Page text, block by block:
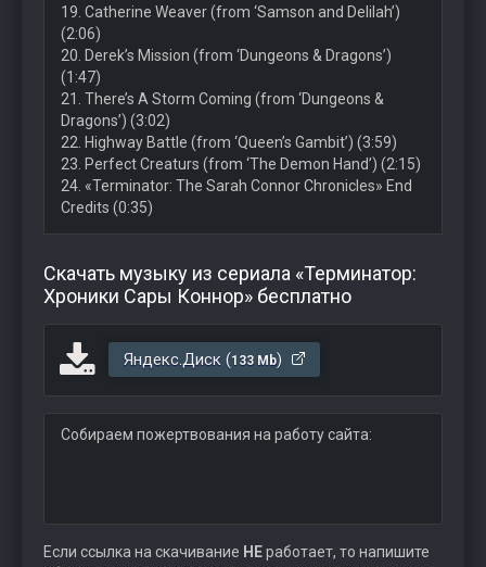
19. Catherine Weaver (from ‘Samson and Delilah’)
(2:06)
20. Derek’s Mission (from ‘Dungeons & Dragons’)
(1:47)
21. There’s A Storm Coming (from ‘Dungeons &
Dragons’) (3:02)
22. Highway Battle (from ‘Queen’s Gambit’) (3:59)
23. Perfect Creaturs (from ‘The Demon Hand’) (2:15)
24. «Terminator: The Sarah Connor Chronicles» End
Credits (0:35)
Скачать музыку из сериала «Терминатор:
Хроники Сары Коннор» бесплатно
Яндекс.Диск (133 Mb)
Собираем пожертвования на работу сайта:
Если ссылка на скачивание НЕработает, то напишите